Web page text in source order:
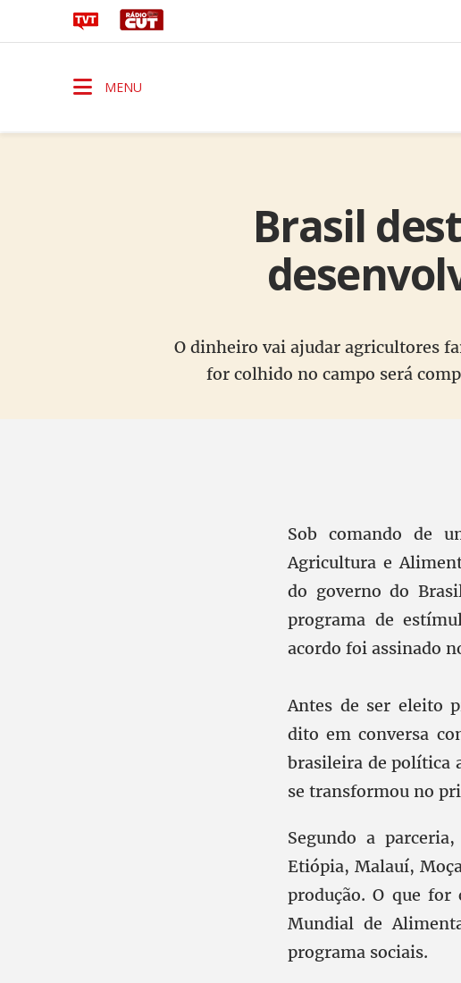
MENU
Brasil
O dinheiro vai ajudar agricultores
for colhido no campo será
Sob comando de
Agricultura e
do governo do
programa de
acordo foi assinado
Antes de ser eleito
dito em conversa
brasileira de política
se transformou no
Segundo a
Etiópia, Malauí,
produção. O que for
Mundial de
programa sociais.